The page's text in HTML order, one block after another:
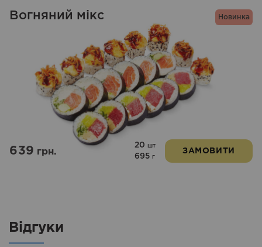
Новинка
Вогняний мікс
639грн.
20 шт
695 г
ЗАМОВИТИ
Відгуки